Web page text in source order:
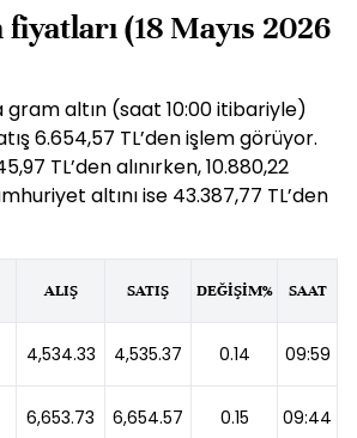
fiyatları (18 Mayıs 2026
altın (saat 10:00 itibariyle)
6.654,57 TL’den işlem görüyor.
TL’den alınırken, 10.880,22
altını ise 43.387,77 TL’den
ALIŞ SATIŞ DEĞİŞİM% SAAT
4,534.33 4,535.37 0.14 09:59
6,653.73 6,654.57 0.15 09:44